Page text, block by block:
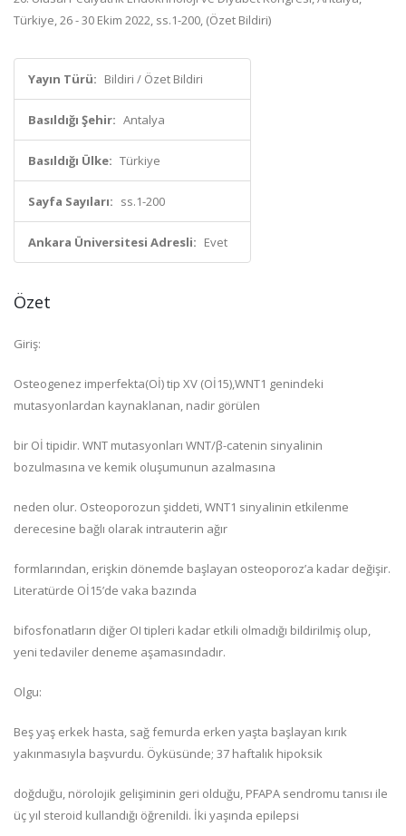
Türkiye, 26 - 30 Ekim 2022, ss.1-200, (Özet Bildiri)
Yayın Türü: Bildiri / Özet Bildiri
Basıldığı Şehir: Antalya
Basıldığı Ülke: Türkiye
Sayfa Sayıları: ss.1-200
Ankara Üniversitesi Adresli: Evet
Özet
Giriş:
Osteogenez imperfekta(Oİ) tip XV (Oİ15),WNT1 genindeki
mutasyonlardan kaynaklanan, nadir görülen
bir Oİ tipidir. WNT mutasyonları WNT/β-catenin sinyalinin
bozulmasına ve kemik oluşumunun azalmasına
neden olur. Osteoporozun şiddeti, WNT1 sinyalinin etkilenme
derecesine bağlı olarak intrauterin ağır
formlarından, erişkin dönemde başlayan osteoporoz’a kadar değişir.
Literatürde Oİ15’de vaka bazında
bifosfonatların diğer OI tipleri kadar etkili olmadığı bildirilmiş olup,
yeni tedaviler deneme aşamasındadır.
Olgu:
Beş yaş erkek hasta, sağ femurda erken yaşta başlayan kırık
yakınmasıyla başvurdu. Öyküsünde; 37 haftalık hipoksik
doğduğu, nörolojik gelişiminin geri olduğu, PFAPA sendromu tanısı ile
üç yıl steroid kullandığı öğrenildi. İki yaşında epilepsi